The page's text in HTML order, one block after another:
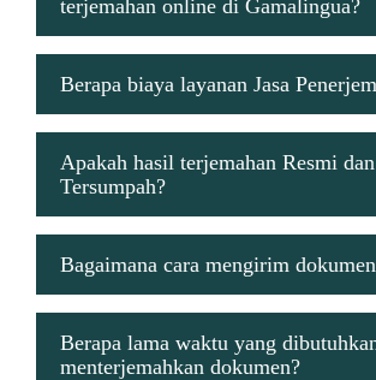
terjemahan online di Gamalingua?
Berapa biaya layanan Jasa
Apakah hasil terjemahan Resmi dan
Tersumpah?
Bagaimana cara mengirim
Berapa lama waktu yang
menterjemahkan dokumen?